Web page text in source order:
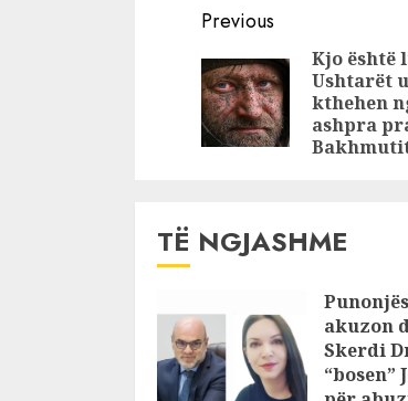
Dubai për të
treguar gjyqtarët
e prokurorët e
korruptuar?
Continue
Reading
Previous
Kjo është
Ushtarët
kthehen
ashpra
TË NGJASHME
akuzon
Skerdi
“bosen”